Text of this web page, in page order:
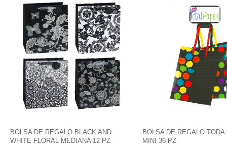
BOLSA DE REGALO BLACK AND
WHITE FLORAL MEDIANA 12 PZ
BOLSA DE REGALO TODA
MINI 36 PZ